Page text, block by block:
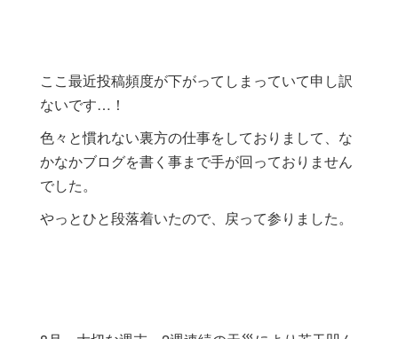
ここ最近投稿頻度が下がってしまっていて申し訳
ないです…！
色々と慣れない裏方の仕事をしておりまして、な
かなかブログを書く事まで手が回っておりません
でした。
やっとひと段落着いたので、戻って参りました。